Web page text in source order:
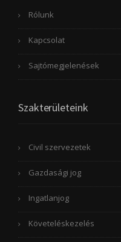
Rólunk
Kapcsolat
Sajtómegjelenések
Szakterületeink
Civil szervezetek
Gazdasági jog
Ingatlanjog
Követeléskezelés